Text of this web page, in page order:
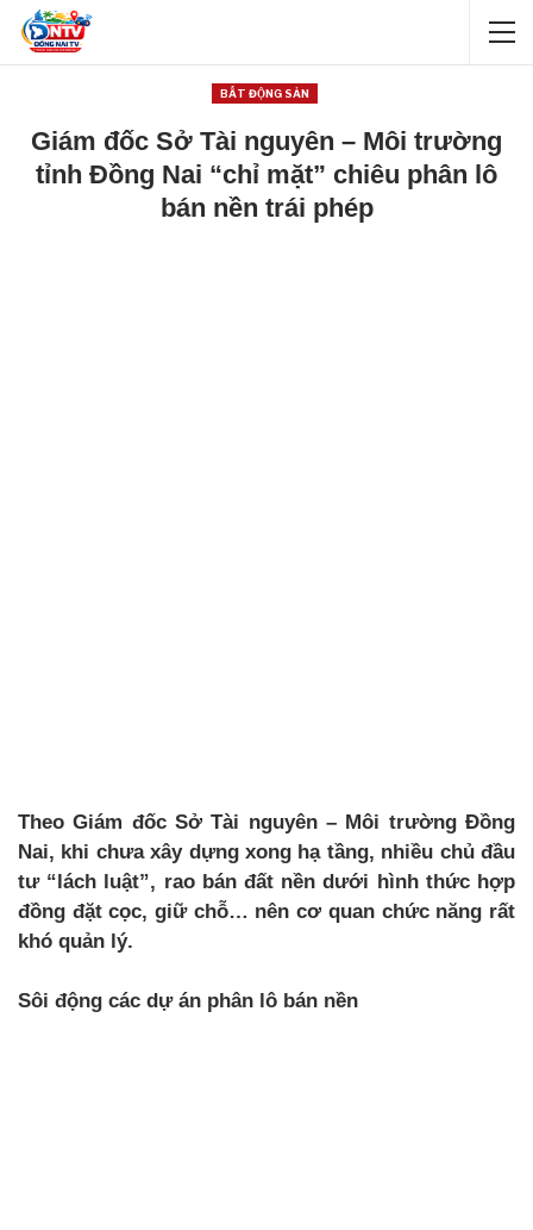
BẤT ĐỘNG SẢN
Giám đốc Sở Tài nguyên – Môi trường
tỉnh Đồng Nai “chỉ mặt” chiêu phân lô
bán nền trái phép
Theo Giám đốc Sở Tài nguyên – Môi trường Đồng
Nai, khi chưa xây dựng xong hạ tầng, nhiều chủ đầu
tư “lách luật”, rao bán đất nền dưới hình thức hợp
đồng đặt cọc, giữ chỗ… nên cơ quan chức năng rất
khó quản lý.
Sôi động các dự án phân lô bán nền